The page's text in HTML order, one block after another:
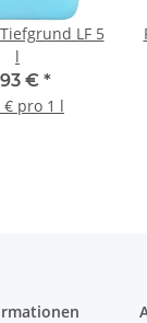
LF 5
l
€ *
€ pro 1 l